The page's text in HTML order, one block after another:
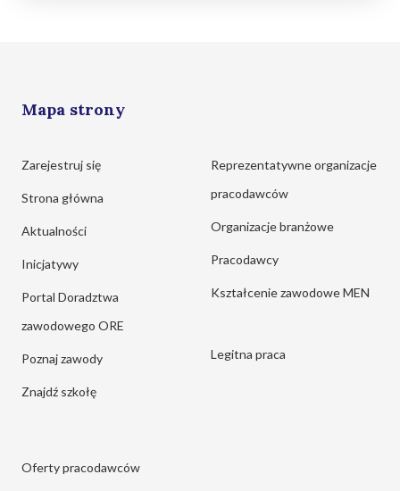
Mapa strony
Zarejestruj się
Strona główna
Aktualności
Inicjatywy
Portal Doradztwa
zawodowego ORE
Poznaj zawody
Znajdź szkołę
Reprezentatywne organizacje
pracodawców
Organizacje branżowe
Pracodawcy
Kształcenie zawodowe MEN
Legitna praca
Oferty pracodawców